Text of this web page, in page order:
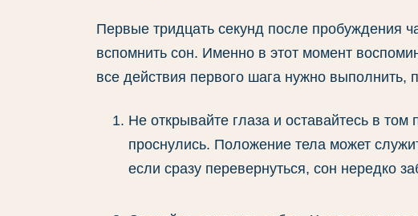
Первые тридцать секунд после пробуждения
вспомнить сон. Именно в этот момент
все действия первого шага нужно
Не открывайте глаза и оставайтесь в
проснулись. Положение тела может
если сразу перевернуться, сон нередко